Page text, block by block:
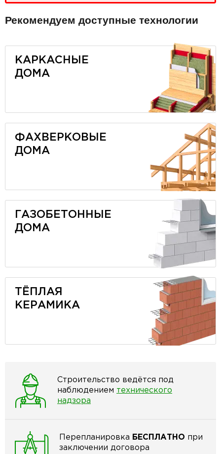
Рекомендуем доступные технологии
КАРКАСНЫЕ
ДОМА
ФАХВЕРКОВЫЕ
ДОМА
ГАЗОБЕТОННЫЕ
ДОМА
ТЁПЛАЯ
КЕРАМИКА
Строительство ведётся под
наблюдением технического
надзора
Перепланировка БЕСПЛАТНО при
заключении договора